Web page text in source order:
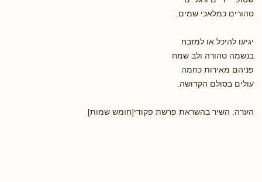
טהורים כמלאכי שמים.
יגיעו להיכל או למזבח
בנשמה טהורה ולב שמח
פניהם מאירות כחמה
עולים בסולם הקדושה.
הערה: השיר בהשראת פרשת פקודי[חומש שמות]